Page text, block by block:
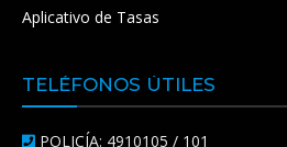
Aplicativo de Tasas
TELÉFONOS ÚTILES
POLICÍA: 4910105 / 101